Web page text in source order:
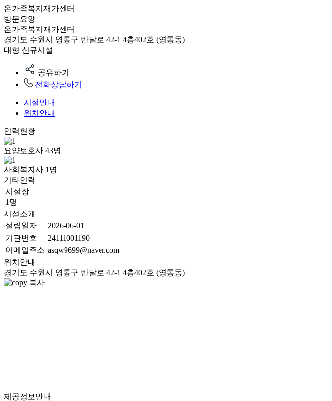
온가족복지재가센터
방문요양
온가족복지재가센터
경기도 수원시 영통구 반달로 42-1 4층402호 (영통동)
대형 신규시설
공유하기
전화상담하기
시설안내
위치안내
인력현황
요양보호사 43명
사회복지사 1 명
기타인력
시설장
1명
시설소개
설립일자
2026-06-01
기관번호
24111001190
이메일주소 asqw9699@naver.com
위치안내
경기도 수원시 영통구 반달로 42-1 4층402호 (영통동)
복사
제공정보안내